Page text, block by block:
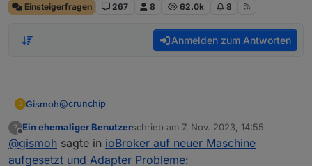
Einsteigerfragen 267 8 62.0k 8
Anmelden zum Antworten
G Gismoh@crunchip
Liefert:
?
Offline
Ein ehemaliger Benutzerschrieb am 7. Nov. 2023, 14:55
zuletzt editiert von
@gismoh sagte in ioBroker auf neuer Maschine
aufgesetzt und Adapter Probleme: